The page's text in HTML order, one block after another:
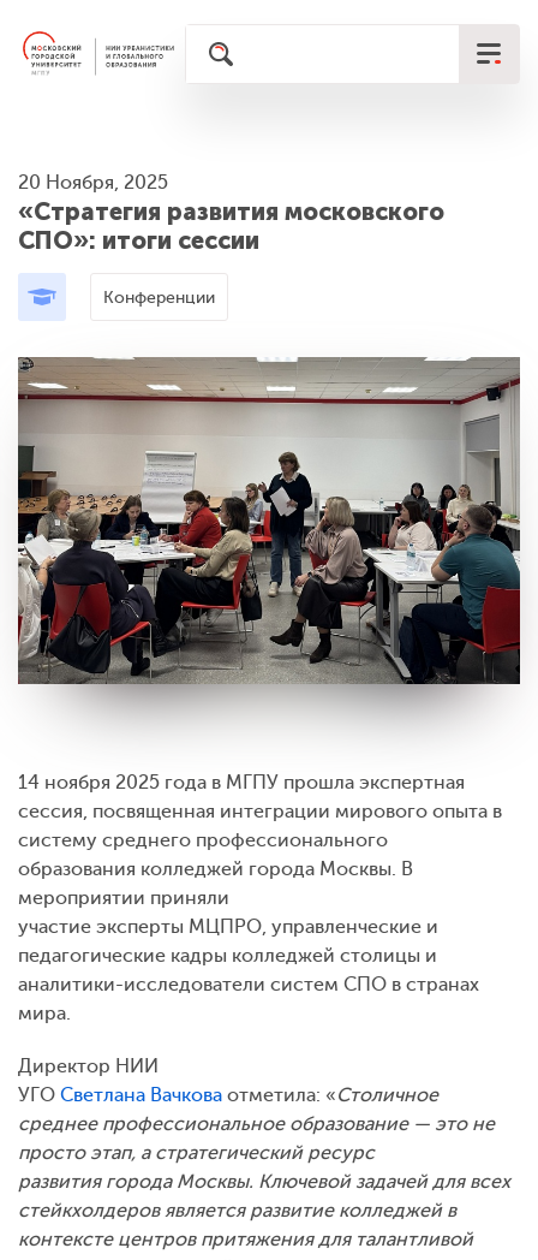
20 Ноября, 2025
«Стратегия развития московского
СПО»: итоги сессии
Конференции
14 ноября 2025 года в МГПУ прошла экспертная
сессия, посвященная интеграции мирового опыта в
систему среднего профессионального
образования колледжей города Москвы. В
мероприятии приняли
участие эксперты МЦПРО, управленческие и
педагогические кадры колледжей столицы и
аналитики-исследователи систем СПО в странах
мира.
Директор НИИ
УГО Светлана Вачкова отметила: «Столичное
среднее профессиональное образование — это не
просто этап, а стратегический ресурс
развития города Москвы. Ключевой задачей для всех
стейкхолдеров является развитие колледжей в
контексте центров притяжения для талантливой